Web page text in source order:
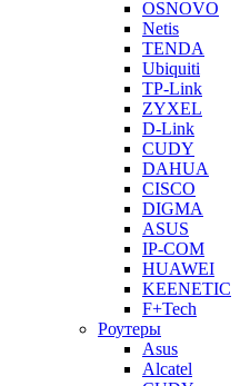
OSNOVO
Netis
TENDA
Ubiquiti
TP-Link
ZYXEL
D-Link
CUDY
DAHUA
CISCO
DIGMA
ASUS
IP-COM
HUAWEI
KEENETIC
F+Tech
Роутеры
Asus
Alcatel